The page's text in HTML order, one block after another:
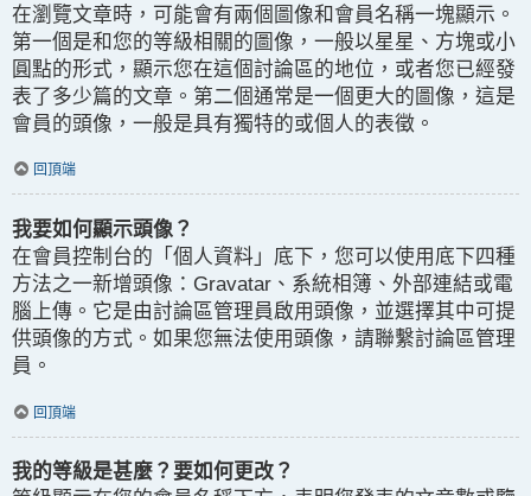
在瀏覽文章時，可能會有兩個圖像和會員名稱一塊顯示。
第一個是和您的等級相關的圖像，一般以星星、方塊或小
圓點的形式，顯示您在這個討論區的地位，或者您已經發
表了多少篇的文章。第二個通常是一個更大的圖像，這是
會員的頭像，一般是具有獨特的或個人的表徵。
回頂端
我要如何顯示頭像？
在會員控制台的「個人資料」底下，您可以使用底下四種
方法之一新增頭像：Gravatar、系統相簿、外部連結或電
腦上傳。它是由討論區管理員啟用頭像，並選擇其中可提
供頭像的方式。如果您無法使用頭像，請聯繫討論區管理
員。
回頂端
我的等級是甚麼？要如何更改？